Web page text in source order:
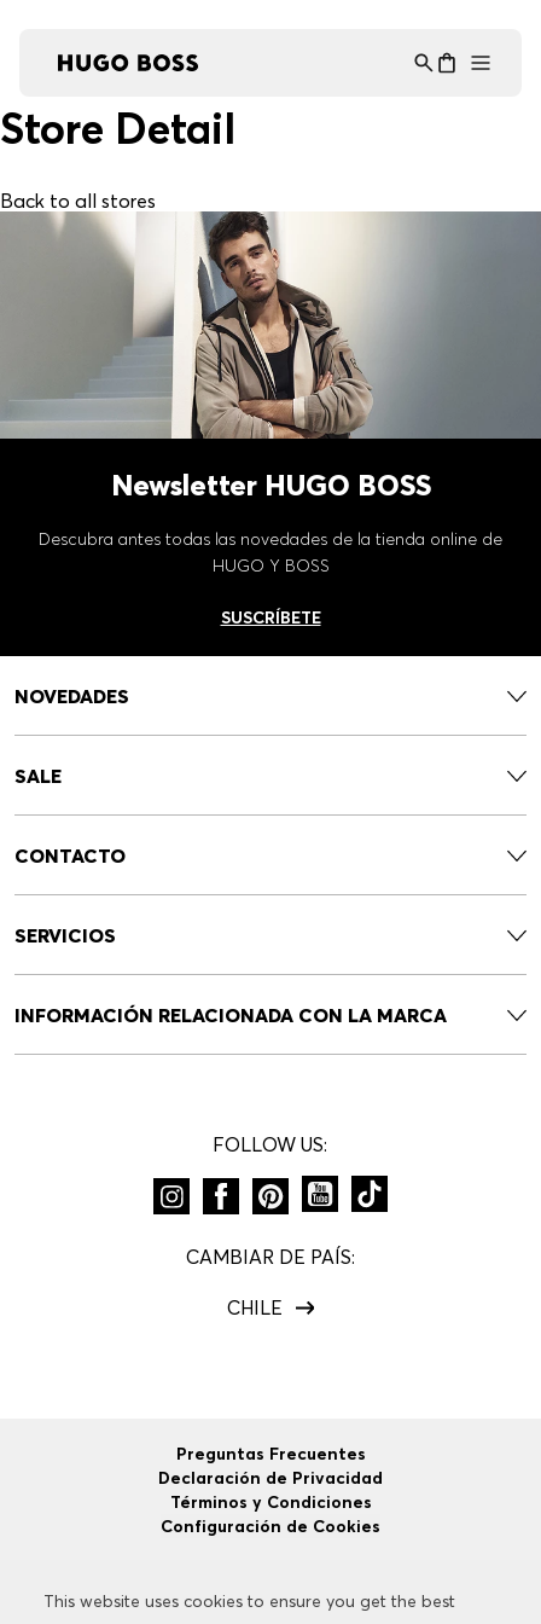
This website uses cookies to ensure you get the best
This website uses cookies to ensure you get the best
Store Detail
Back to all stores
Newsletter HUGO BOSS
Descubra antes todas las novedades de la tienda online de
HUGO Y BOSS
SUSCRÍBETE
NOVEDADES
SALE
CONTACTO
SERVICIOS
INFORMACIÓN RELACIONADA CON LA MARCA
FOLLOW US:
CAMBIAR DE PAÍS:
CHILE
Preguntas Frecuentes
Declaración de Privacidad
Términos y Condiciones
Configuración de Cookies
Asistente Virtual
en línea ⋮